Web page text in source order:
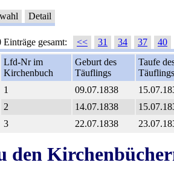
Detail
Einträge gesamt: << 31 34 37
40
Lfd-Nr im
Kirchenbuch
Geburt des
Täuflings
Taufe
Täuflings
1 09.07.1838
2 14.07.1838
3 22.07.1838
den